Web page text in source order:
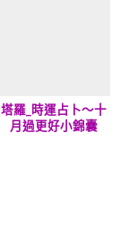
塔羅_時運占卜～十
月過更好小錦囊